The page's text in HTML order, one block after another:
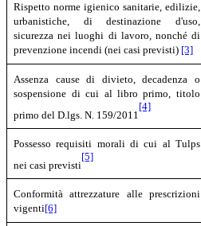
Rispetto norme igienico sanitarie, edilizie,
urbanistiche, di destinazione d'uso,
sicurezza nei luoghi di lavoro, nonché di
prevenzione incendi (nei casi previsti) [3]
Assenza cause di divieto, decadenza o
sospensione di cui al libro primo, titolo
primo del D.lgs. N. 159/2011
[4]
Possesso requisiti morali di cui al Tulps
nei casi previsti
[5]
Conformità attrezzature alle prescrizioni
vigenti[6]